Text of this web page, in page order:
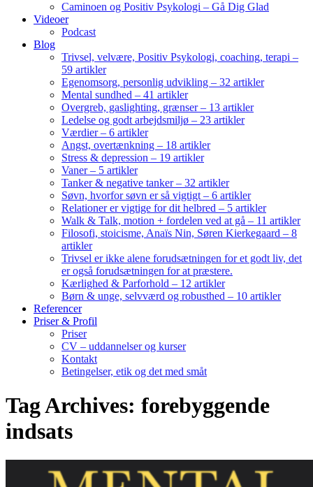
Caminoen og Positiv Psykologi – Gå Dig Glad
Videoer
Podcast
Blog
Trivsel, velvære, Positiv Psykologi, coaching, terapi –
59 artikler
Egenomsorg, personlig udvikling – 32 artikler
Mental sundhed – 41 artikler
Overgreb, gaslighting, grænser – 13 artikler
Ledelse og godt arbejdsmiljø – 23 artikler
Værdier – 6 artikler
Angst, overtænkning – 18 artikler
Stress & depression – 19 artikler
Vaner – 5 artikler
Tanker & negative tanker – 32 artikler
Søvn, hvorfor søvn er så vigtigt – 6 artikler
Relationer er vigtige for dit helbred – 5 artikler
Walk & Talk, motion + fordelen ved at gå – 11 artikler
Filosofi, stoicisme, Anaïs Nin, Søren Kierkegaard – 8
artikler
Trivsel er ikke alene forudsætningen for et godt liv, det
er også forudsætningen for at præstere.
Kærlighed & Parforhold – 12 artikler
Børn & unge, selvværd og robusthed – 10 artikler
Referencer
Priser & Profil
Priser
CV – uddannelser og kurser
Kontakt
Betingelser, etik og det med småt
Tag Archives: forebyggende
indsats